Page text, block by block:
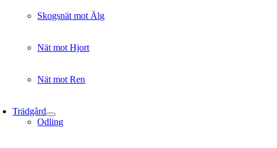
Skogsnät mot Älg
Nät mot Hjort
Nät mot Ren
Trädgård
Odling